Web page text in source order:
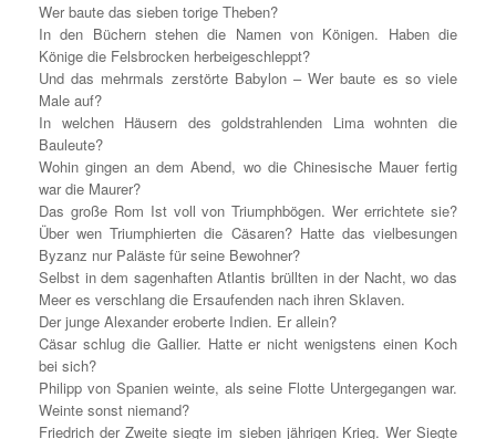
Wer baute das sieben torige Theben?
In den Büchern stehen die Namen von Königen. Haben die
Könige die Felsbrocken herbeigeschleppt?
Und das mehrmals zerstörte Babylon – Wer baute es so viele
Male auf?
In welchen Häusern des goldstrahlenden Lima wohnten die
Bauleute?
Wohin gingen an dem Abend, wo die Chinesische Mauer fertig
war die Maurer?
Das große Rom Ist voll von Triumphbögen. Wer errichtete sie?
Über wen Triumphierten die Cäsaren? Hatte das vielbesungen
Byzanz nur Paläste für seine Bewohner?
Selbst in dem sagenhaften Atlantis brüllten in der Nacht, wo das
Meer es verschlang die Ersaufenden nach ihren Sklaven.
Der junge Alexander eroberte Indien. Er allein?
Cäsar schlug die Gallier. Hatte er nicht wenigstens einen Koch
bei sich?
Philipp von Spanien weinte, als seine Flotte Untergegangen war.
Weinte sonst niemand?
Friedrich der Zweite siegte im sieben jährigen Krieg. Wer Siegte